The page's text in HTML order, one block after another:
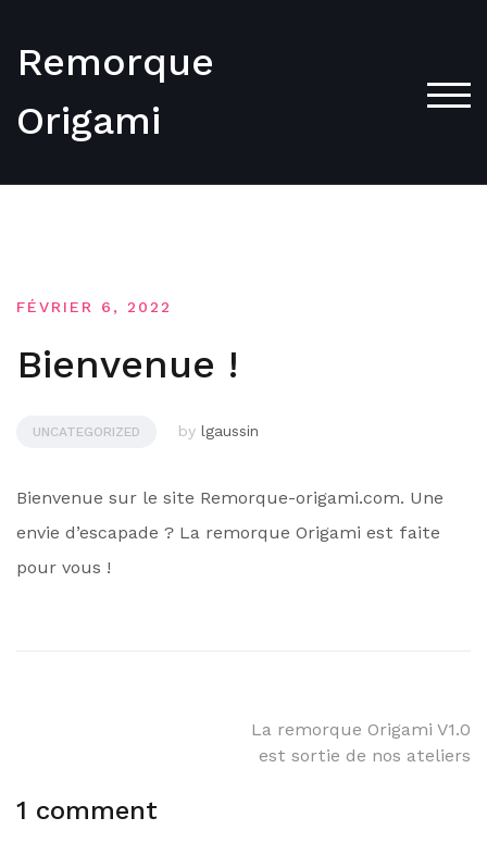
content
Remorque
Origami
FÉVRIER 6, 2022
Bienvenue !
UNCATEGORIZED by lgaussin
Bienvenue sur le site Remorque-origami.com. Une
envie d’escapade ? La remorque Origami est faite
pour vous !
l’article
La remorque Origami V1.0
est sortie de nos ateliers
1 comment